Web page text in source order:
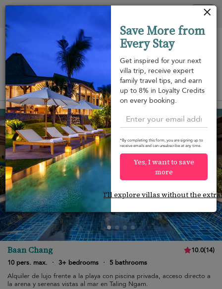
View on map
Taling Ngam beach 754 USD
per night
Baan Chang 10.0(14)
10 pers. max.
· 3+ bedrooms ·
5 bathrooms
Alquiler de lujo frente a la playa con piscina privada, acceso directo a
la arena y serenas vistas al mar en Taling Ngam.
Save More from
Every Stay
Get inspired for your next
villa trip, receive expert
family travel tips, and earn
up to 8% in Loyalty Credits
on every booking.
*By completing this form, you are signing up to
receive emails and can unsubscribe at any time.
Yes, I want to save
more
I'll explore villas without the
Panel de gestión de cookies